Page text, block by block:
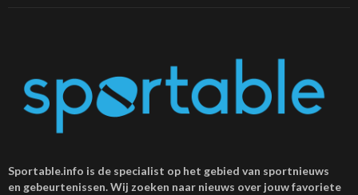
Sportable.info is de specialist op het gebied van sportnieuws
en gebeurtenissen. Wij zoeken naar nieuws over jouw favoriete